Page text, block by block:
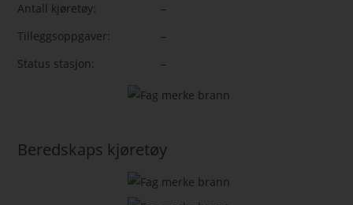
Antall kjøretøy:
–
Tilleggsoppgaver:
–
Status stasjon:
–
Beredskaps kjøretøy